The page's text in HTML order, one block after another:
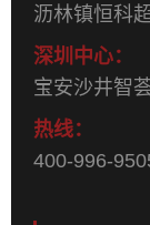
沥林镇恒科
深圳中心：
宝安沙井智
热线：
400-996-